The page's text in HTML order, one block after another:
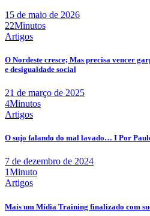
15 de maio de 2026
22Minutos
Artigos
O Nordeste cresce; Mas precisa vencer
e desigualdade social
21 de março de 2025
4Minutos
Artigos
O sujo falando do mal lavado… I Por
7 de dezembro de 2024
1Minuto
Artigos
Mais um Mídia Training finalizado com